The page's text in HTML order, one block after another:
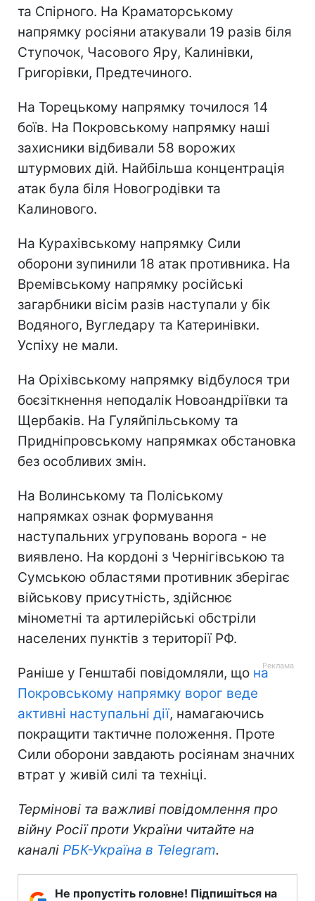
та Спірного. На Краматорському
напрямку росіяни атакували 19 разів біля
Ступочок, Часового Яру, Калинівки,
Григорівки, Предтечиного.
На Торецькому напрямку точилося 14
боїв. На Покровському напрямку наші
захисники відбивали 58 ворожих
штурмових дій. Найбільша концентрація
атак була біля Новогродівки та
Калинового.
На Курахівському напрямку Сили
оборони зупинили 18 атак противника. На
Времівському напрямку російські
загарбники вісім разів наступали у бік
Водяного, Вугледару та Катеринівки.
Успіху не мали.
На Оріхівському напрямку відбулося три
боєзіткнення неподалік Новоандріївки та
Щербаків. На Гуляйпільському та
Придніпровському напрямках обстановка
без особливих змін.
На Волинському та Поліському
напрямках ознак формування
наступальних угруповань ворога - не
виявлено. На кордоні з Чернігівською та
Сумською областями противник зберігає
військову присутність, здійснює
мінометні та артилерійські обстріли
населених пунктів з території РФ.
Раніше у Генштабі повідомляли, що на
Покровському напрямку ворог веде
активні наступальні дії, намагаючись
покращити тактичне положення. Проте
Сили оборони завдають росіянам значних
втрат у живій силі та техніці.
Термінові та важливі повідомлення про
війну Росії проти України читайте на
каналі РБК-Україна в Telegram.
Не пропустіть головне! Підпишіться на